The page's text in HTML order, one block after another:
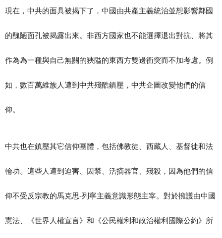
現在，中共的面具被揭下了，中國由共產主義統治並想影響鄰國
的醜陋面孔被揭露出來。非西方國家也不能選擇退出對抗、將其
作為為一種與自己無關的狹隘的東西方雙邊衝突而不加考慮。例
如，數百萬維族人遭到中共殘酷鎮壓，中共企圖改變他們的信
仰。
中共也在鎮壓其它信仰團體，包括佛教徒、西藏人、基督徒和法
輪功。這些人遭到迫害、囚禁、活摘器官、殘殺，因為他們的信
仰不受反宗教的馬克思-列寧主義意識形態主宰。對於擁護由中國
憲法、《世界人權宣言》和《公民權利和政治權利國際公約》所